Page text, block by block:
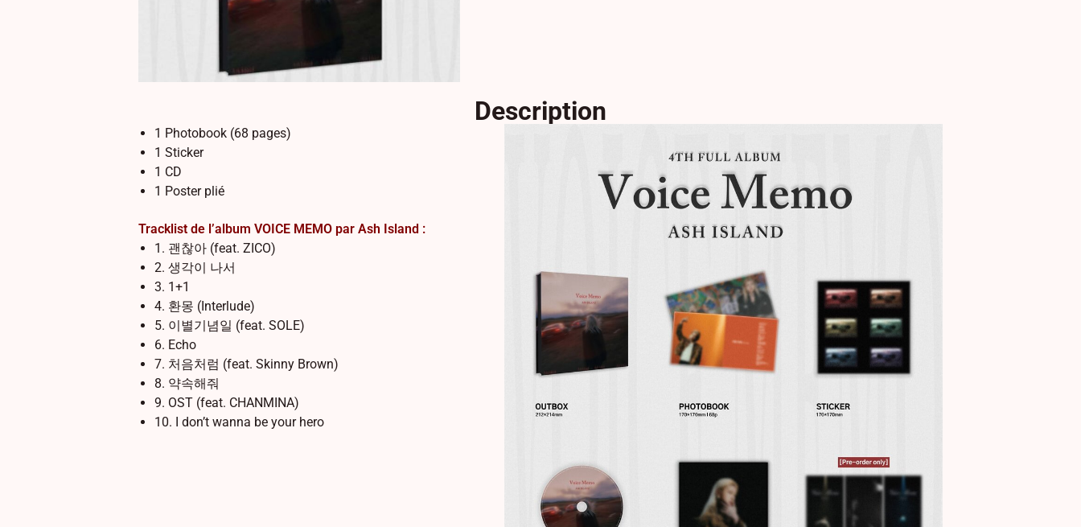
Description
1 Photobook (68 pages)
1 Sticker
1 CD
1 Poster plié
Tracklist de l’album VOICE MEMO par Ash Island :
1. 괜찮아 (feat. ZICO)
2. 생각이 나서
3. 1+1
4. 환몽 (Interlude)
5. 이별기념일 (feat. SOLE)
6. Echo
7. 처음처럼 (feat. Skinny Brown)
8. 약속해줘
9. OST (feat. CHANMINA)
10. I don’t wanna be your hero